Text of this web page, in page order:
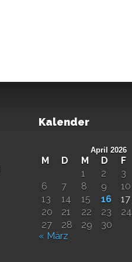
Kalender
April 2026
M D M D F
1
2 3
6
7 8 9 10
13
14 15 16 17
20
21 22 23 24
27
28 29
30
« März